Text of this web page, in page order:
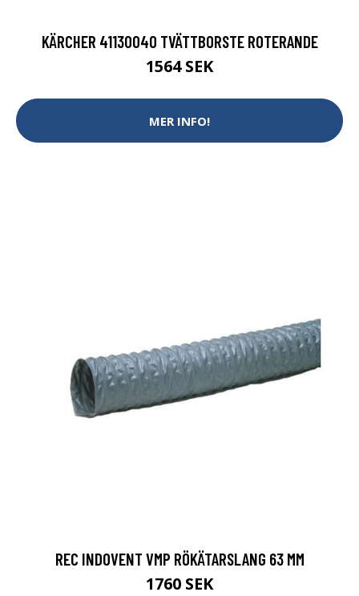
KÄRCHER 41130040 TVÄTTBORSTE ROTERANDE
1564 SEK
MER INFO!
REC INDOVENT VMP RÖKÄTARSLANG 63 MM
1760 SEK